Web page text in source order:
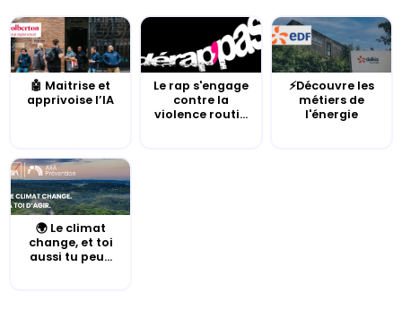
🤖 Maitrise et
apprivoise l’IA
Le rap s'engage
contre la
violence routi...
⚡Découvre les
métiers de
l'énergie
🌍 Le climat
change, et toi
aussi tu peu...